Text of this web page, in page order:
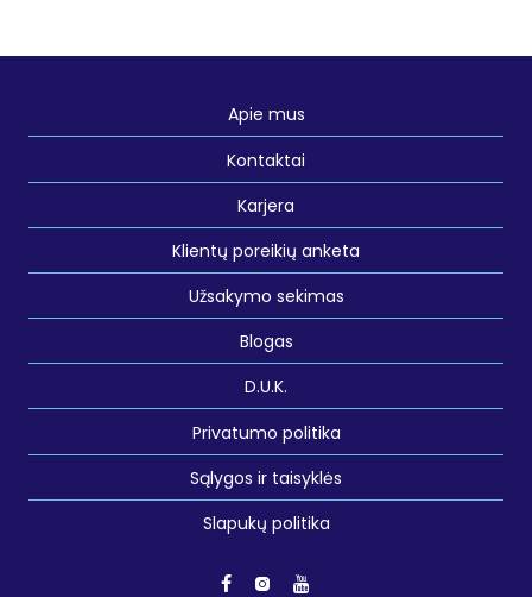
Apie mus
Kontaktai
Karjera
Klientų poreikių anketa
Užsakymo sekimas
Blogas
D.U.K.
Privatumo politika
Sąlygos ir taisyklės
Slapukų politika